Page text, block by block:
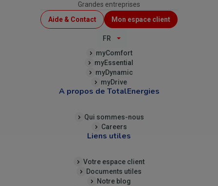
Grandes entreprises
Menu
Top
Aide & Contact Mon espace client
FR
myComfort
myEssential
myDynamic
myDrive
A propos de TotalEnergies
Qui sommes-nous
Careers
Liens utiles
Votre espace client
Documents utiles
Notre blog